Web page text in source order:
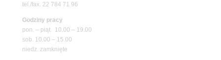
tel./fax. 22 784 71 96
Godziny pracy
pon. – piąt. 10.00 – 19.00
sob. 10.00 – 15.00
niedz. zamknięte